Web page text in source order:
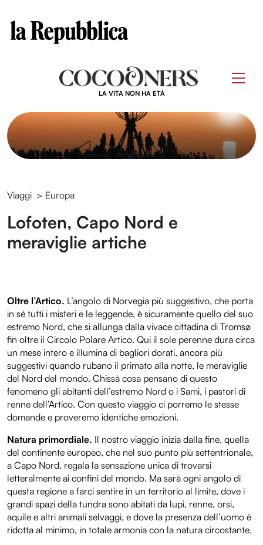
LA VITA NON HA ETÀ
Viaggi > Europa
Lofoten, Capo Nord e
meraviglie artiche
Oltre l’Artico. L’angolo di Norvegia più suggestivo, che porta
in sé tutti i misteri e le leggende, è sicuramente quello del suo
estremo Nord, che si allunga dalla vivace cittadina di Tromsø
fin oltre il Circolo Polare Artico. Qui il sole perenne dura circa
un mese intero e illumina di bagliori dorati, ancora più
suggestivi quando rubano il primato alla notte, le meraviglie
del Nord del mondo. Chissà cosa pensano di questo
fenomeno gli abitanti dell’estremo Nord o i Sami, i pastori di
renne dell’Artico. Con questo viaggio ci porremo le stesse
domande e proveremo identiche emozioni.
Natura primordiale. Il nostro viaggio inizia dalla fine, quella
del continente europeo, che nel suo punto più settentrionale,
a Capo Nord, regala la sensazione unica di trovarsi
letteralmente ai confini del mondo. Ma sarà ogni angolo di
questa regione a farci sentire in un territorio al limite, dove i
grandi spazi della tundra sono abitati da lupi, renne, orsi,
aquile e altri animali selvaggi, e dove la presenza dell’uomo è
ridotta al minimo, in totale armonia con la natura circostante.